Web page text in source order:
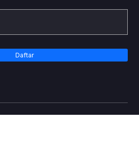
Daftar